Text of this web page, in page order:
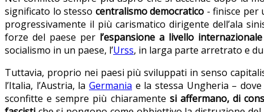
significato lo stesso centralismo democratico - finisce per
progressivamente il più carismatico dirigente dell’ala
forze del paese per l’espansione a livello
socialismo in un paese, l’Urss, in larga parte arretrato e
Tuttavia, proprio nei paesi più sviluppati in senso
l’Italia, l’Austria, laGermania e la stessa Ungheria –
sconfitte e sempre più chiaramente si affermano, di